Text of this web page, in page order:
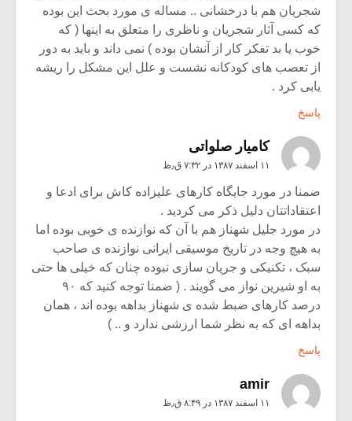
شجریان هم با درخشانی .. مساله ی مورد بحث این بوده
که کسی آثار شجریان و ناظری را متعلق به اینها ( که
خوب یا بد تفکر کار از آنشان بوده ) نمی داند و باید به دور
از تعصب های کودکانه نشست و علل این مشکل را ریشه
یابی کرد .
پاسخ
کامیار صلواتی
۱۱ اسفند ۱۳۸۷ در ۷:۳۲ ق٫ظ
ضمنا در مورد جایگاه کارهای علیزاده کاش برای ادعا و
اعتقاداتتان دلیل ذکر می کردید .
در مورد جلیل شهناز هم با آن که نوازنده ی خوبی بوده اما
به هیچ وجه در تاریخ موسیقی ایرانی نوازنده ی صاحب
سبک ، تکنیکی و جریان سازی نبوده چنان که خیلی ها حتی
به او شیرین نواز می گویند . ( ضمنا توجه کنید که ۹۰
درصد کارهای ضبط شده ی شهناز بداهه بوده اند ، همان
بداهه ای که به نظر شما ارزشی ندارد و .. )
پاسخ
amir
۱۱ اسفند ۱۳۸۷ در ۸:۴۹ ق٫ظ